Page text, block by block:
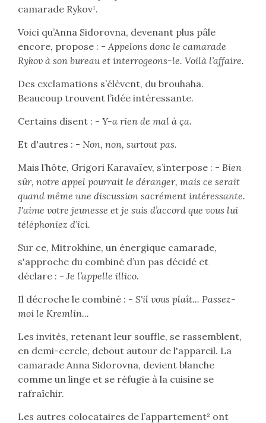
camarade Rykov¹.
Voici qu’Anna Sidorovna, devenant plus pâle
encore, propose : - Appelons donc le camarade
Rykov à son bureau et interrogeons-le. Voilà l’affaire.
Des exclamations s’élèvent, du brouhaha.
Beaucoup trouvent l’idée intéressante.
Certains disent : - Y-a rien de mal à ça.
Et d'autres : - Non, non, surtout pas.
Mais l’hôte, Grigori Karavaïev, s’interpose : - Bien
sûr, notre appel pourrait le déranger, mais ce serait
quand même une discussion sacrément intéressante.
J'aime votre jeunesse et je suis d’accord que vous lui
téléphoniez d’ici.
Sur ce, Mitrokhine, un énergique camarade,
s'approche du combiné d’un pas décidé et
déclare : - Je l’appelle illico.
Il décroche le combiné : - S'il vous plaît... Passez-
moi le Kremlin...
Les invités, retenant leur souffle, se rassemblent,
en demi-cercle, debout autour de l'appareil. La
camarade Anna Sidorovna, devient blanche
comme un linge et se réfugie à la cuisine se
rafraîchir.
Les autres colocataires de l’appartement² ont